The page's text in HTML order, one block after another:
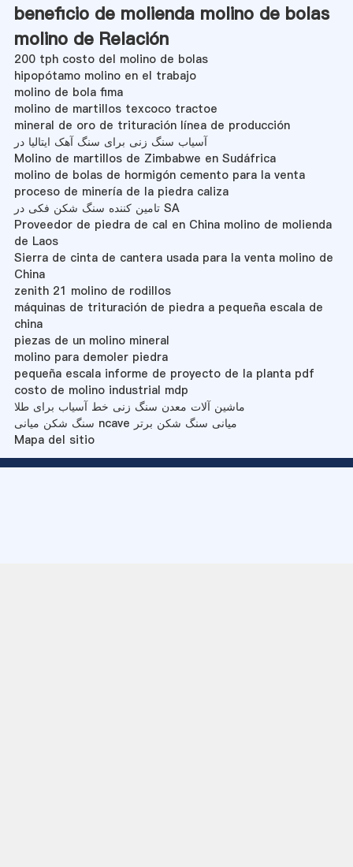
beneficio de molienda molino de bolas
molino de Relación
200 tph costo del molino de bolas
hipopótamo molino en el trabajo
molino de bola fima
molino de martillos texcoco tractoe
mineral de oro de trituración línea de producción
آسیاب سنگ زنی برای سنگ آهک ایتالیا در
Molino de martillos de Zimbabwe en Sudáfrica
molino de bolas de hormigón cemento para la venta
proceso de minería de la piedra caliza
تامین کننده سنگ شکن فکی در SA
Proveedor de piedra de cal en China molino de molienda
de Laos
Sierra de cinta de cantera usada para la venta molino de
China
zenith 21 molino de rodillos
máquinas de trituración de piedra a pequeña escala de
china
piezas de un molino mineral
molino para demoler piedra
pequeña escala informe de proyecto de la planta pdf
costo de molino industrial mdp
ماشین آلات معدن سنگ زنی خط آسیاب برای طلا
سنگ شکن میانی ncave میانی سنگ شکن برتر
Mapa del sitio